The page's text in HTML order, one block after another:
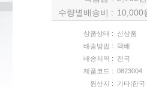
수량별배송비 : 10,000
상품상태 :
신상품
배송방법 :
택배
배송지역 :
전국
제품코드 : 0823004
원산지 :
기타|한국